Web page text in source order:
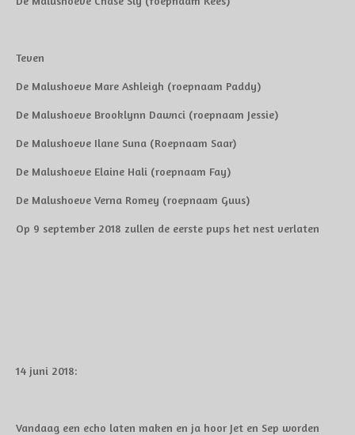
Teven
De Malushoeve Mare Ashleigh (roepnaam Paddy)
De Malushoeve Brooklynn Dawnci (roepnaam Jessie)
De Malushoeve Ilane Suna (Roepnaam Saar)
De Malushoeve Elaine Hali (roepnaam Fay)
De Malushoeve Verna Romey (roepnaam Guus)
Op 9 september 2018 zullen de eerste pups het nest verlaten
14 juni 2018:
Vandaag een echo laten maken en ja hoor Jet en Sep worden